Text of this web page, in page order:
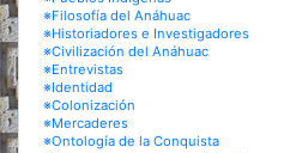
※Filosofía del Anáhuac
※Historiadores e Investigadores
※Civilización del Anáhuac
※Entrevistas
※Identidad
※Colonización
※Mercaderes
※Ontología de la Conquista